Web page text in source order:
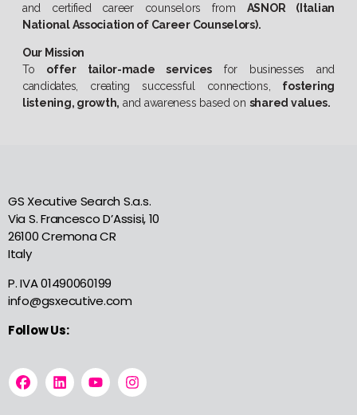
and certified career counselors from ASNOR (Italian
National Association of Career Counselors).
Our Mission
To offer tailor-made services for businesses and
candidates, creating successful connections, fostering
listening, growth, and awareness based on shared values.
GS Xecutive Search S.a.s.
Via S. Francesco D’Assisi, 10
26100 Cremona CR
Italy
P. IVA 01490060199
info@gsxecutive.com
Follow Us: